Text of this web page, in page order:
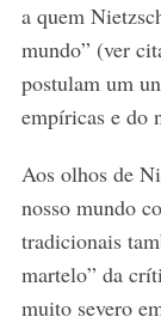
a quem
mundo” (ver
postulam um
empíricas e do
Aos olhos de
nosso mundo
tradicionais
martelo” da
muito severo